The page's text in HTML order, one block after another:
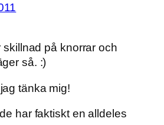
skillnad på knorrar och
så. :)
tänka mig!
har faktiskt en alldeles